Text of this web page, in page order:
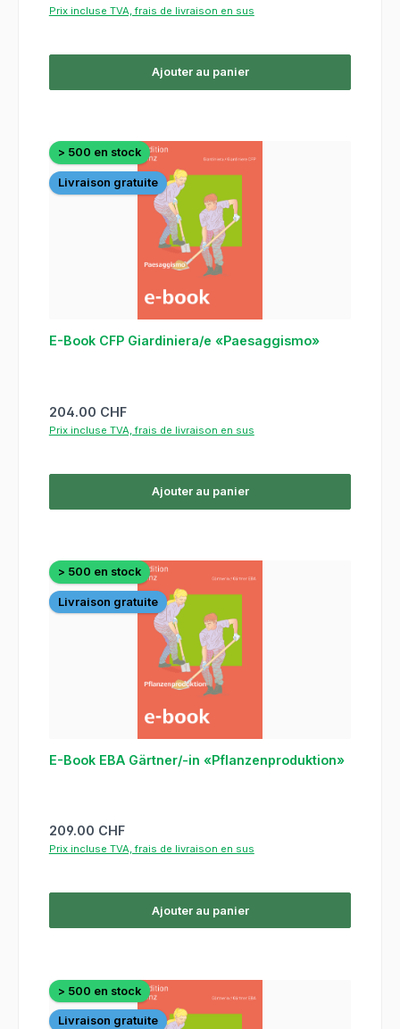
Prix incluse TVA, frais de livraison en sus
Ajouter au panier
> 500 en stock
Livraison gratuite
E-Book CFP Giardiniera/e «Paesaggismo»
Prix régulier :
204.00 CHF
Prix incluse TVA, frais de livraison en sus
Ajouter au panier
> 500 en stock
Livraison gratuite
E-Book EBA Gärtner/-in «Pflanzenproduktion»
Prix régulier :
209.00 CHF
Prix incluse TVA, frais de livraison en sus
Ajouter au panier
> 500 en stock
Livraison gratuite